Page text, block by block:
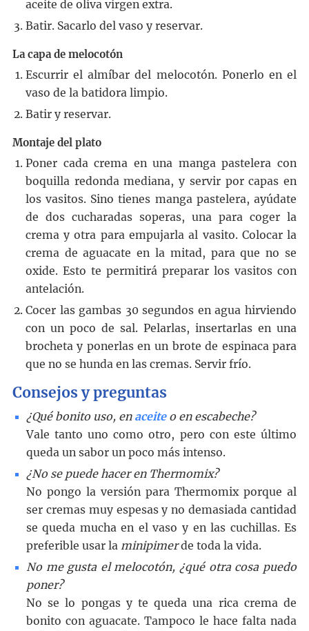
aceite de oliva virgen extra.
Batir. Sacarlo del vaso y reservar.
La capa de melocotón
Escurrir el almíbar del melocotón. Ponerlo en el
vaso de la batidora limpio.
Batir y reservar.
Montaje del plato
Poner cada crema en una manga pastelera con
boquilla redonda mediana, y servir por capas en
los vasitos. Sino tienes manga pastelera, ayúdate
de dos cucharadas soperas, una para coger la
crema y otra para empujarla al vasito. Colocar la
crema de aguacate en la mitad, para que no se
oxide. Esto te permitirá preparar los vasitos con
antelación.
Cocer las gambas 30 segundos en agua hirviendo
con un poco de sal. Pelarlas, insertarlas en una
brocheta y ponerlas en un brote de espinaca para
que no se hunda en las cremas. Servir frío.
Consejos y preguntas
¿Qué bonito uso, en aceiteo en escabeche?
Vale tanto uno como otro, pero con este último
queda un sabor un poco más intenso.
¿No se puede hacer en Thermomix?
No pongo la versión para Thermomix porque al
ser cremas muy espesas y no demasiada cantidad
se queda mucha en el vaso y en las cuchillas. Es
preferible usar la minipimerde toda la vida.
No me gusta el melocotón, ¿qué otra cosa puedo
poner?
No se lo pongas y te queda una rica crema de
bonito con aguacate. Tampoco le hace falta nada